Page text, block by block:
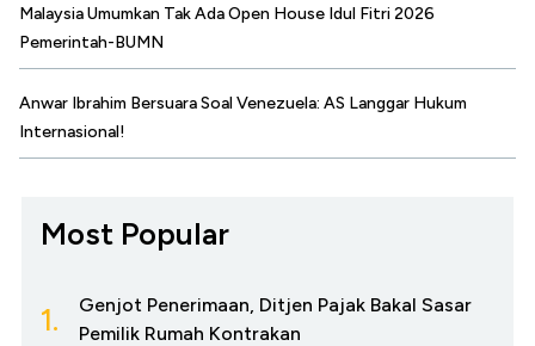
Malaysia Umumkan Tak Ada Open House Idul Fitri 2026
Pemerintah-BUMN
Anwar Ibrahim Bersuara Soal Venezuela: AS Langgar Hukum
Internasional!
Most Popular
1.
Genjot Penerimaan, Ditjen Pajak Bakal Sasar
Pemilik Rumah Kontrakan